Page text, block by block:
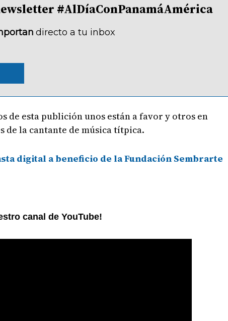
#AlDíaConPanamáAmérica
directo a tu inbox
de esta publición unos están a favor y otros en
de la cantante de música títpica.
digital a beneficio de la Fundación Sembrarte
canal de YouTube!